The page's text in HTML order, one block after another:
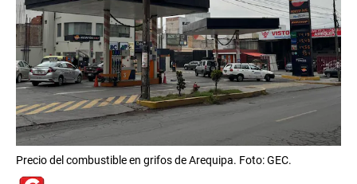
Precio del combustible en grifos de Arequipa. Foto: GEC.